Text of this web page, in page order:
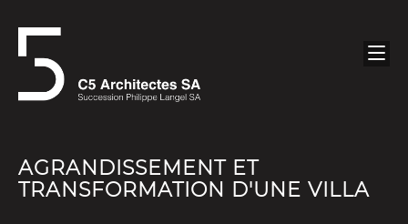
AGRANDISSEMENT ET
TRANSFORMATION D'UNE VILLA